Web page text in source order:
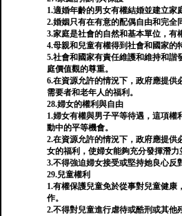
1.適婚年齡的男女有權結婚並建立家
2.婚姻只有在有意的配偶自由和完全
3.家庭是社會的自然和基本單位，有
4.母親和兒童有權得到社會和國家的
5.社會和國家有責任維護和維持和諧
庭價值觀的尊重。
6.在資源允許的情況下，政府應提供
需要者和老年人的福利。
28.婦女的權利與自由
1.婦女有權與男子平等待遇，這項權
動中的平等機會。
2.在資源允許的情況下，政府應提供
女的福利，使婦女能夠充分發揮潛力
3.不得強迫婦女接受或堅持她良心反
29.兒童權利
1.有權保護兒童免於從事對兒童健康
作。
2.不得對兒童進行虐待或酷刑或其他